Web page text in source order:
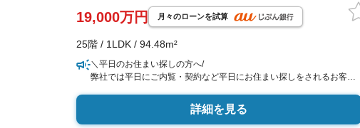
19,000万円 月々のローンを試算
25階 / 1LDK / 94.48m²
＼平日のお住まい探しの方へ/
弊社では平日にご内覧・契約など平日にお住まい探しをされるお客様
詳細を見る